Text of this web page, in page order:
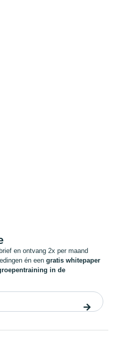
en ontvang 2x per maand
én een gratis whitepaper
in de